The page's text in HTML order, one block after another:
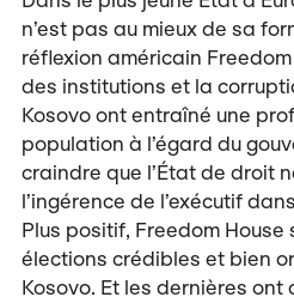
n’est pas au mieux de sa
réflexion américain
des institutions et la
Kosovo ont entraîné une
population à l’égard du
craindre que l’État de droit
l’ingérence de l’exécutif
Plus positif, Freedom House
élections crédibles et bien
Kosovo. Et les dernières ont